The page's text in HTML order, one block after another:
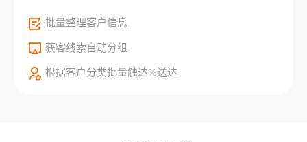
批量整理客户信息
获客线索自动分组
根据客户分类批量触达%送达